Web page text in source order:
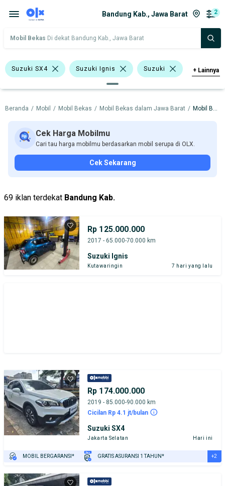
Bandung Kab., Jawa Barat 2
Mobil Bekas Di dekat Bandung Kab., Jawa Barat
Suzuki SX4 Suzuki Ignis Suzuki
Harga Merek Dan Model Tahun
Tipe Bodi Tipe Membership
+ Lainnya
Beranda / Mobil / Mobil Bekas / Mobil Bekas dalam Jawa Barat / Mobil Bekas dalam Bandung Kab.
Cek Harga Mobilmu
Cari tau harga mobilmu berdasarkan mobil serupa di OLX.
Cek Sekarang
69 iklan terdekat Bandung Kab.
Rp 125.000.000
2017 - 65.000-70.000 km
Suzuki Ignis
Kutawaringin 7 hari yang lalu
Rp 174.000.000
2019 - 85.000-90.000 km
Cicilan Rp 4.1 jt/bulan
Suzuki SX4
Jakarta Selatan Hari ini
MOBIL BERGARANSI* GRATIS ASURANSI 1 TAHUN* +2